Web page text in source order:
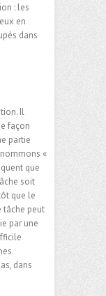
: les
en
dans
Il
façon
partie
«
que
soit
que le
tâche peut
par une
dans